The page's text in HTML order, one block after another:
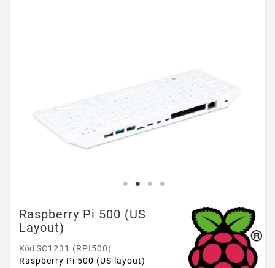
Raspberry Pi 500 (US
Layout)
Kód SC1231 (RPI500)
Raspberry Pi 500 (US layout)